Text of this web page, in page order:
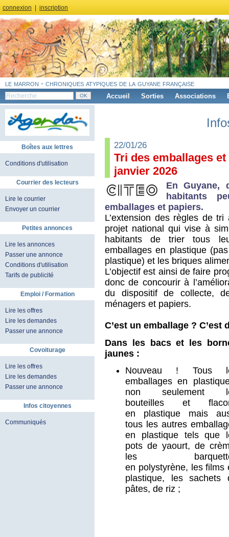
connexion inscription
le marron - chroniques atypiques de la guyane française
Accueil Sorties Associations
Boîtes aux lettres
Conditions d'utilisation
Courrier des lecteurs
Lire le courrier
Envoyer un courrier
Petites annonces
Lire les annonces
Passer une annonce
Conditions d'utilisation
Tarifs de publicité
Emploi / Formation
Lire les offres
Lire les demandes
Passer une annonce
Covoiturage
Lire les offres
Lire les demandes
Passer une annonce
Infos citoyennes
Communiqués
22/01/26
Tri des emballages
janvier 2026
En Guyane,
habitants
emballages et papiers.
L’extension des règles de
projet national qui vise à
habitants de trier tous
emballages en plastique
plastique) et les briques
L’objectif est ainsi de faire
donc de concourir à
du dispositif de collecte,
ménagers et papiers.
C’est un emballage ? C’est
Dans les bacs et les
jaunes :
Nouveau ! Tous
emballages en
non seulement
bouteilles et
en plastique mais
tous les autres
en plastique tels que
pots de yaourt, de
les
en polystyrène, les films
plastique, les sachets
pâtes, de riz ;